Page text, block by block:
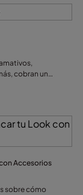
pulseras
o el cuero,
cobran un
Accesorios
sobre cómo